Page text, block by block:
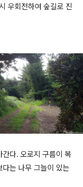
우회전하여 숲길로 진
다. 오로지 구름이 복
는 나무 그늘이 있는